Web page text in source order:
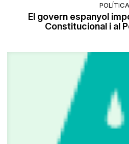
POLÍTICA
El govern espanyol
Constitucional i al